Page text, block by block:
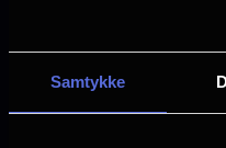
Samtykke
Det er ingen
Se